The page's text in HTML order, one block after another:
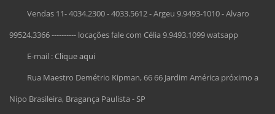
Vendas 11- 4034.2300 - 4033.5612 - Argeu 9.9493-1010 - Alvaro
99524.3366 ---------- locações fale com Célia 9.9493.1099 watsapp
E-mail :Clique aqui
Rua Maestro Demétrio Kipman, 66 66 Jardim América próximo a
Nipo Brasileira, Bragança Paulista - SP